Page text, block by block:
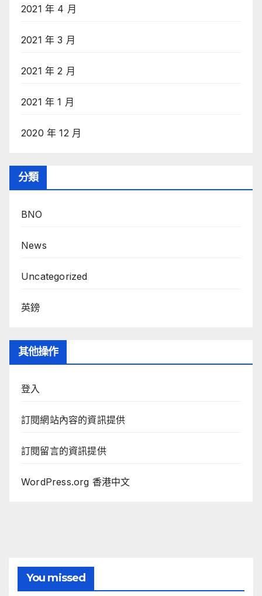
2021 年 4 月
2021 年 3 月
2021 年 2 月
2021 年 1 月
2020 年 12 月
分類
BNO
News
Uncategorized
英鎊
其他操作
登入
訂閱網站內容的資訊提供
訂閱留言的資訊提供
WordPress.org 香港中文
You missed